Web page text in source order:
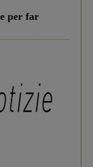
per far